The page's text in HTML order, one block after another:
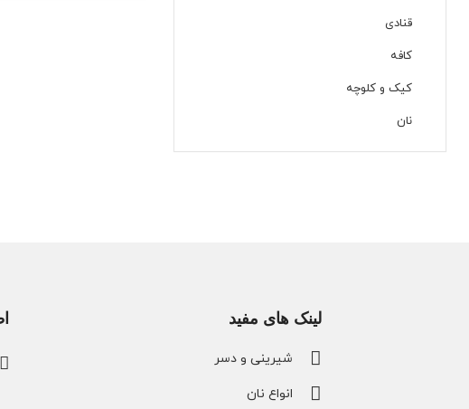
قنادی
کافه
کیک و کلوچه
نان
لینک های مفید
شیرینی و دسر
انواع نان